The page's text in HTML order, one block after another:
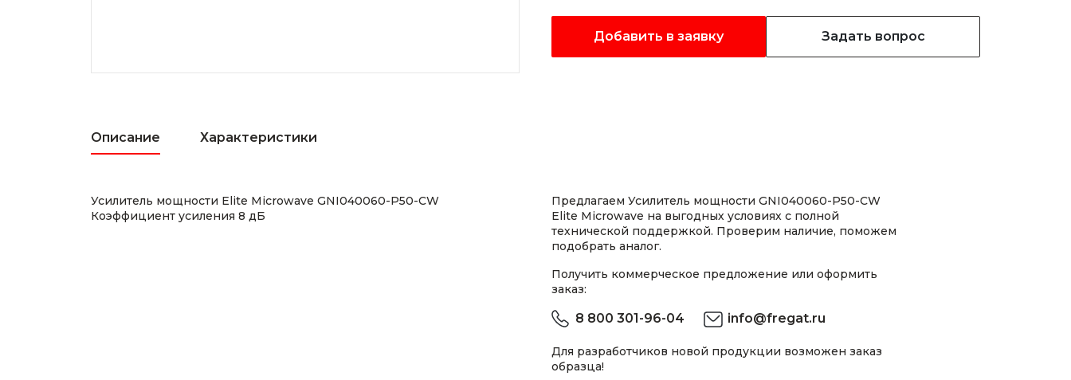
Добавить в заявку Задать вопрос
Описание Характеристики
Усилитель мощности Elite Microwave GNI040060-P50-CW
Коэффициент усиления 8 дБ
Предлагаем Усилитель мощности GNI040060-P50-CW
Elite Microwave на выгодных условиях с полной
технической поддержкой. Проверим наличие, поможем
подобрать аналог.
Получить коммерческое предложение или оформить
заказ:
8 800 301-96-04 info@fregat.ru
Для разработчиков новой продукции возможен заказ
образца!